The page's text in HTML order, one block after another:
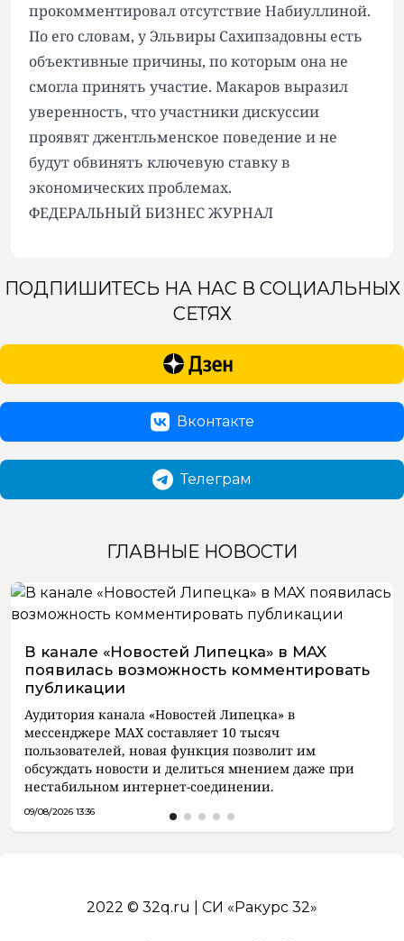
прокомментировал отсутствие Набиуллиной.
По его словам, у Эльвиры Сахипзадовны есть
объективные причины, по которым она не
смогла принять участие. Макаров выразил
уверенность, что участники дискуссии
проявят джентльменское поведение и не
будут обвинять ключевую ставку в
экономических проблемах.
ФЕДЕРАЛЬНЫЙ БИЗНЕС ЖУРНАЛ
ПОДПИШИТЕСЬ НА НАС В СОЦИАЛЬНЫХ
СЕТЯХ
Вконтакте
Телеграм
ГЛАВНЫЕ НОВОСТИ
В канале «Новостей Липецка» в MAX
появилась возможность комментировать
публикации
Аудитория канала «Новостей Липецка» в
мессенджере MAX составляет 10 тысяч
пользователей, новая функция позволит им
обсуждать новости и делиться мнением даже при
нестабильном интернет-соединении.
09/08/2026 13:36
2022 © 32q.ru | СИ «Ракурс 32»